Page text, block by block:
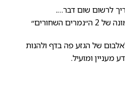
לרשום שום דבר….
השחורים״
של הגזע פה בדף ולהנות
מעניין ומועיל.